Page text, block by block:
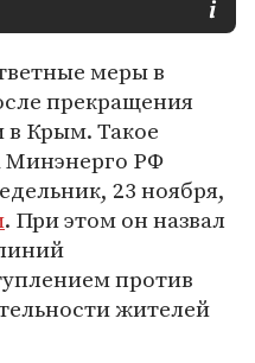
меры в
прекращения
в Крым. Такое
Минэнерго РФ
23 ноября,
. При этом он назвал
против
жителей